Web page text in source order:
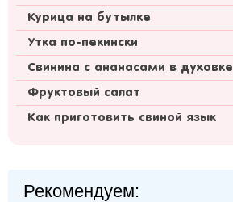
Курица на бутылке
Утка по-пекински
Свинина с ананасами в духовке
Фруктовый салат
Как приготовить свиной язык
Рекомендуем: